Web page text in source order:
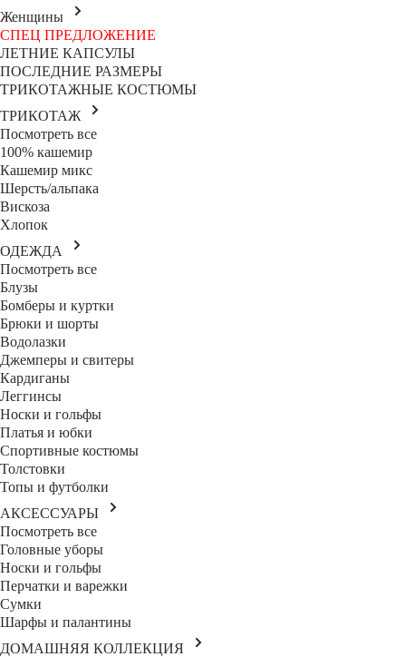
Женщины
СПЕЦ ПРЕДЛОЖЕНИЕ
ЛЕТНИЕ КАПСУЛЫ
ПОСЛЕДНИЕ РАЗМЕРЫ
ТРИКОТАЖНЫЕ КОСТЮМЫ
ТРИКОТАЖ
Посмотреть все
100% кашемир
Кашемир микс
Шерсть/альпака
Вискоза
Хлопок
ОДЕЖДА
Посмотреть все
Блузы
Бомберы и куртки
Брюки и шорты
Водолазки
Джемперы и свитеры
Кардиганы
Леггинсы
Носки и гольфы
Платья и юбки
Спортивные костюмы
Толстовки
Топы и футболки
АКСЕССУАРЫ
Посмотреть все
Головные уборы
Носки и гольфы
Перчатки и варежки
Сумки
Шарфы и палантины
ДОМАШНЯЯ КОЛЛЕКЦИЯ